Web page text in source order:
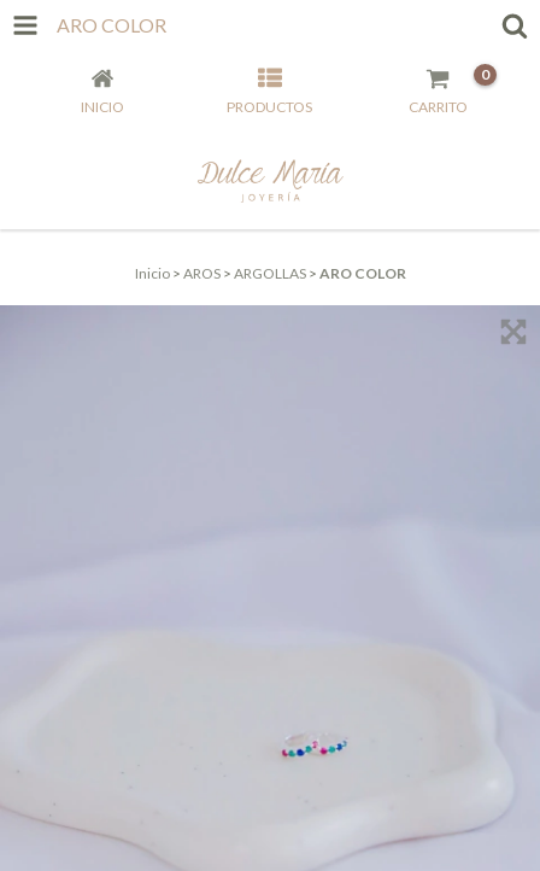
ARO COLOR
INICIO PRODUCTOS CARRITO
0
Inicio > AROS > ARGOLLAS > ARO COLOR